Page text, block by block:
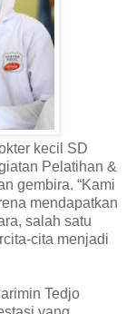
kecil SD
Pelatihan &
gembira. “Kami
mendapatkan
salah satu
cita menjadi
Tedjo